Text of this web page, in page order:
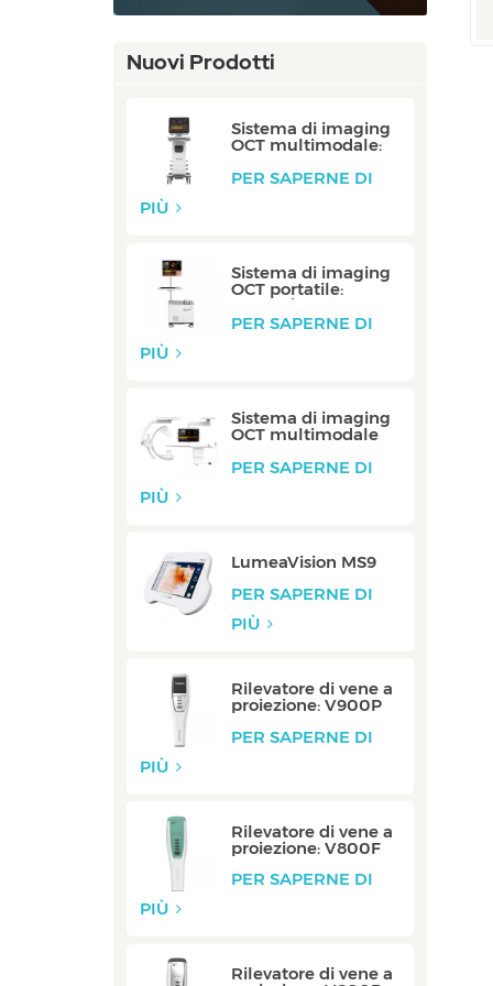
Nuovi Prodotti
Sistema di imaging
OCT multimodale:
PER SAPERNE DI
PIÙ
Sistema di imaging
OCT portatile:
Mobile/Mobile-E
PER SAPERNE DI
PIÙ
Sistema di imaging
OCT multimodale
PER SAPERNE DI
PIÙ
LumeaVision MS9
PER SAPERNE DI
PIÙ
Rilevatore di vene a
proiezione: V900P
PER SAPERNE DI
PIÙ
Rilevatore di vene a
proiezione: V800F
PER SAPERNE DI
PIÙ
Rilevatore di vene a